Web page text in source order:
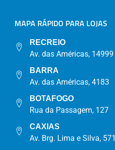
MAPA RÁPIDO PARA LOJAS
RECREIO
Av. das Américas, 14999
BARRA
Av. das Américas, 4183
BOTAFOGO
Rua da Passagem, 127
CAXIAS
Av. Brg. Lima e Silva, 571